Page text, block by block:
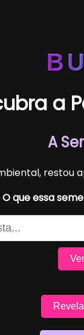
a
A
restou
O que essa